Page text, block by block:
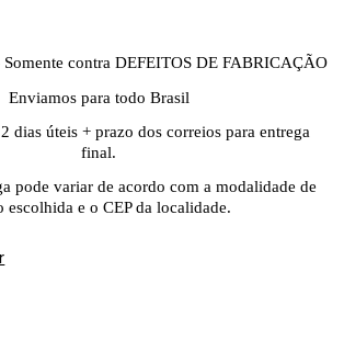
contra DEFEITOS DE FABRICAÇÃO
Enviamos para todo Brasil
dias úteis + prazo dos correios para entrega
final.
pode variar de acordo com a modalidade de
escolhida e o CEP da localidade.